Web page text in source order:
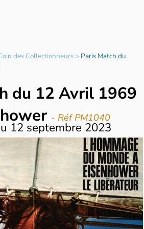
des Collectionneurs> Paris Match du
du 12 Avril 1969
- Réf PM1040
12 septembre 2023